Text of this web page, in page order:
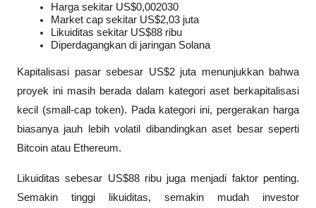
Harga sekitar US$0,002030
Market cap sekitar US$2,03 juta
Likuiditas sekitar US$88 ribu
Diperdagangkan di jaringan Solana
Kapitalisasi pasar sebesar US$2 juta menunjukkan bahwa
proyek ini masih berada dalam kategori aset berkapitalisasi
kecil (small-cap token). Pada kategori ini, pergerakan harga
biasanya jauh lebih volatil dibandingkan aset besar seperti
Bitcoin atau Ethereum.
Likuiditas sebesar US$88 ribu juga menjadi faktor penting.
Semakin tinggi likuiditas, semakin mudah investor